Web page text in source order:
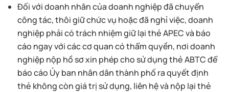
Đối với doanh nhân của doanh nghiệp đã chuyển
công tác, thôi giữ chức vụ hoặc đã nghỉ việc, doanh
nghiệp phải có trách nhiệm giữ lại thẻ APEC và báo
cáo ngay với các cơ quan có thẩm quyền, nơi doanh
nghiệp nộp hồ sơ xin phép cho sử dụng thẻ ABTC để
báo cáo Ủy ban nhân dân thành phố ra quyết định
thẻ không còn giá trị sử dụng, liên hệ và nộp lại thẻ